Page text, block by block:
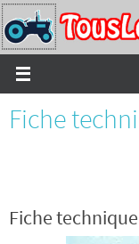
Passer
vers
le
contenu
Fiche
Fiche